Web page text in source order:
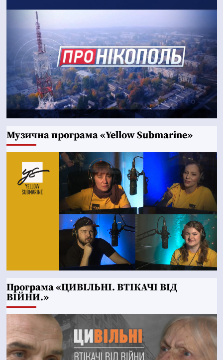
Музична програма «Yellow Submarine»
Програма «ЦИВІЛЬНІ. ВТІКАЧІ ВІД
ВІЙНИ.»